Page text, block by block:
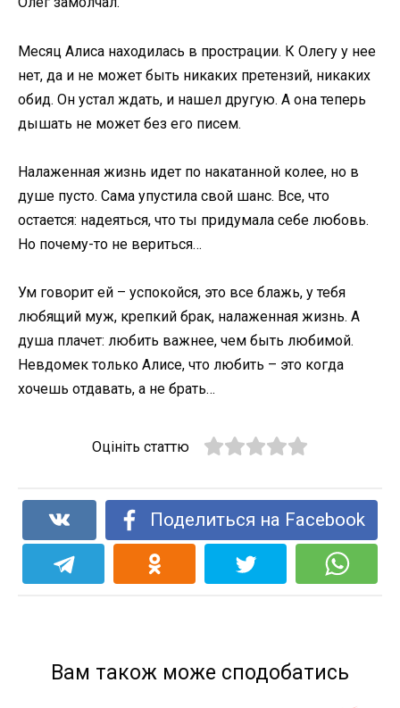
Месяц Алиса находилась в прострации. К Олегу у нее
нет, да и не может быть никаких претензий, никаких
обид. Он устал ждать, и нашел другую. А она теперь
дышать не может без его писем.
Налаженная жизнь идет по накатанной колее, но в
душе пусто. Сама упустила свой шанс. Все, что
остается: надеяться, что ты придумала себе любовь.
Но почему-то не вериться…
Ум говорит ей – успокойся, это все блажь, у тебя
любящий муж, крепкий брак, налаженная жизнь. А
душа плачет: любить важнее, чем быть любимой.
Невдомек только Алисе, что любить – это когда
хочешь отдавать, а не брать…
Оцініть статтю
Поделиться на Facebook
Вам також може сподобатись